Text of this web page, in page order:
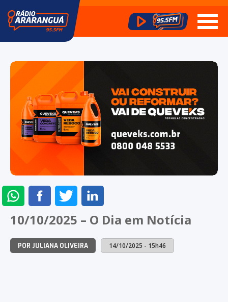
ENVIAR
NO
WHATSAPP
COMPARTILHAR
NO
FACEBOOK
COMPARTILHAR
NO
TWITTERLINKEDIN
10/10/2025 – O Dia em Notícia
POR JULIANA OLIVEIRA 14/10/2025 - 15h46